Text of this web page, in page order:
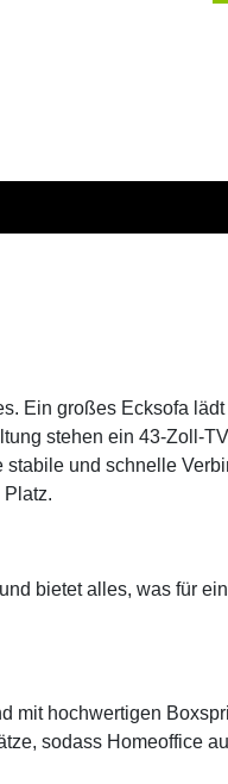
Ein großes Ecksofa
stehen ein 43-Zoll-
und schnelle
bietet alles, was für
mit hochwertigen
sodass Homeoffice